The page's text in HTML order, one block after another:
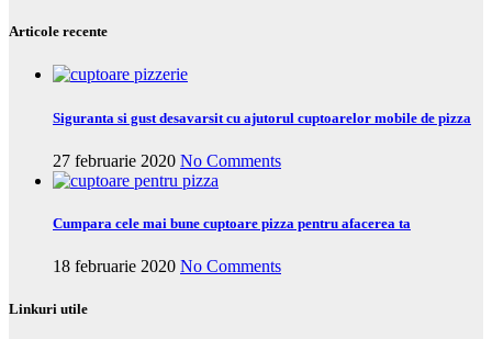
Articole recente
Siguranta si gust desavarsit cu ajutorul cuptoarelor mobile de pizza
27 februarie 2020 No Comments
Cumpara cele mai bune cuptoare pizza pentru afacerea ta
18 februarie 2020 No Comments
Linkuri utile